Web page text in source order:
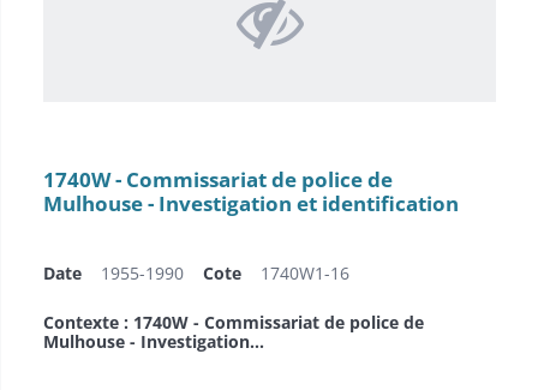
1740W - Commissariat de police de
Mulhouse - Investigation et identification
Date 1955-1990 Cote 1740W1-16
Contexte : 1740W - Commissariat de police de
Mulhouse - Investigation...